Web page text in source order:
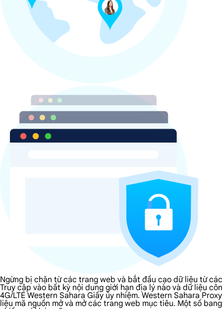
Ngừng bị chặn từ các trang web và bắt đầu cạo dữ liệu từ
Truy cập vào bất kỳ nội dung giới hạn địa lý nào và dữ liệu
4G/LTE Western Sahara Giấy ủy nhiệm. Western Sahara
liệu mã nguồn mở và mở các trang web mục tiêu. Một số